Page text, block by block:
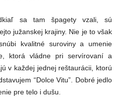
sa tam špagety vzali, sú
južanskej krajiny. Nie je to však
kvalitné suroviny a umenie
ktorá vládne pri servírovaní a
v každej jednej reštaurácii, ktorú
“Dolce Vitu”. Dobré jedlo
pre telo i dušu.